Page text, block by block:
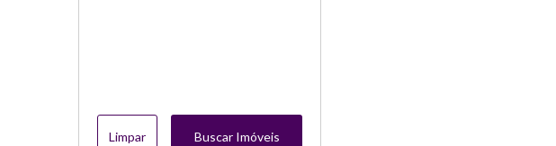
Limpar Buscar Imóveis